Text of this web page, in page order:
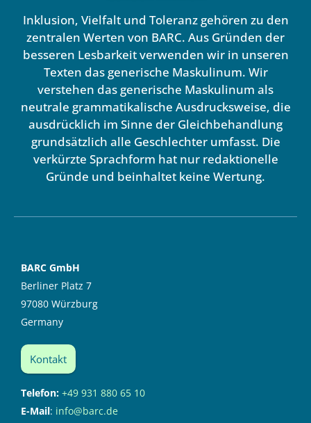
Inklusion, Vielfalt und Toleranz gehören zu den
zentralen Werten von BARC. Aus Gründen der
besseren Lesbarkeit verwenden wir in unseren
Texten das generische Maskulinum. Wir
verstehen das generische Maskulinum als
neutrale grammatikalische Ausdrucksweise, die
ausdrücklich im Sinne der Gleichbehandlung
grundsätzlich alle Geschlechter umfasst. Die
verkürzte Sprachform hat nur redaktionelle
Gründe und beinhaltet keine Wertung.
BARC GmbH
Berliner Platz 7
97080 Würzburg
Germany
Kontakt
Telefon: +49 931 880 65 10
E-Mail: info@barc.de